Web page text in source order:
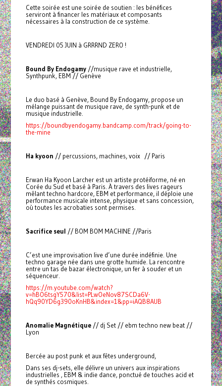
Cette soirée est une soirée de soutien : les bénéfices
serviront à financer les matériaux et composants
nécessaires à la construction de ce système.
VENDREDI 05 JUIN à GRRRND ZERO !
Bound By Endogamy//musique rave et industrielle,
Synthpunk, EBM // Genève
Le duo basé à Genève, Bound By Endogamy, propose un
mélange puissant de musique rave, de synth-punk et de
musique industrielle.
https://boundbyendogamy.bandcamp.com/track/going-to-
the-mine
Ha kyoon // percussions, machines, voix // Paris
Erwan Ha Kyoon Larcher est un artiste protéiforme, né en
Corée du Sud et basé à Paris. À travers des lives rageurs
mêlant techno hardcore, EBM et performance, il déploie une
performance musicale intense, physique et sans concession,
où toutes les acrobaties sont permises.
Sacrifice seul // BOM BOM MACHINE //Paris
C’est une improvisation live d’une durée indéfinie. Une
techno garage née dans une grotte humide. La rencontre
entre un tas de bazar électronique, un fer à souder et un
séquenceur.
https://m.youtube.com/watch?
v=hBO6tsgY570&list=PLwOeNov87SCDa6V-
hQq90YD6g390oKnHB&index=1&pp=iAQB8AUB
Anomalie Magnétique// dj Set // ebm techno new beat //
Lyon
Bercée au post punk et aux fêtes underground,
Dans ses dj-sets, elle délivre un univers aux inspirations
industrielles , EBM & indie dance, ponctué de touches acid et
de synthés cosmiques.